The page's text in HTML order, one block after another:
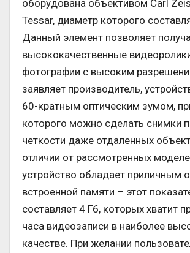
оборудована объективом Carl
Tessar, диаметр которого
Данный элемент позволяет
высококачественные
фотографии с высоким
заявляет производитель,
60-кратным оптическим зумом,
которого можно сделать снимки
четкости даже отдаленных
отличии от рассмотренных
устройство обладает приличным
встроенной памяти – этот
составляет 4 Гб, которых хватит
часа видеозаписи в наиболее
качестве. При желании